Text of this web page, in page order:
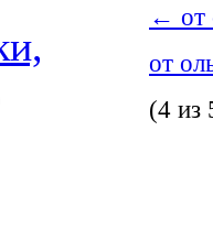
← от
от
(4 из